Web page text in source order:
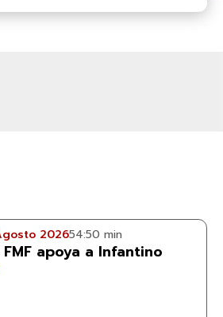
202654:50 min
FMF apoya a Infantino